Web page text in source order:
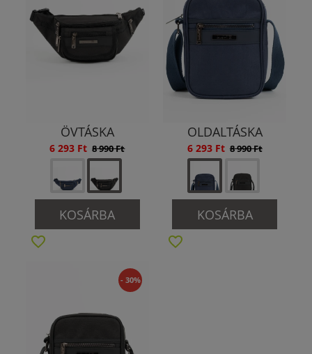
ÖVTÁSKA
6 293 Ft 8 990 Ft
KOSÁRBA
OLDALTÁSKA
6 293 Ft 8 990 Ft
KOSÁRBA
- 30%